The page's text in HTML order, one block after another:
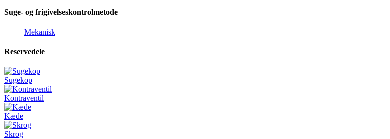
Suge- og frigivelseskontrolmetode
Mekanisk
Reservedele
Sugekop
Kontraventil
Kæde
Skrog